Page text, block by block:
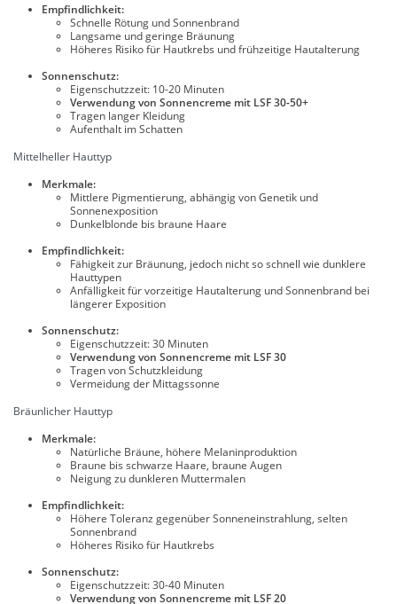
Empfindlichkeit:
Schnelle Rötung und Sonnenbrand
Langsame und geringe Bräunung
Höheres Risiko für Hautkrebs und frühzeitige Hautalterung
Sonnenschutz:
Eigenschutzzeit: 10-20 Minuten
Verwendung von Sonnencreme mit LSF 30-50+
Tragen langer Kleidung
Aufenthalt im Schatten
Mittelheller Hauttyp
Merkmale:
Mittlere Pigmentierung, abhängig von Genetik und
Sonnenexposition
Dunkelblonde bis braune Haare
Empfindlichkeit:
Fähigkeit zur Bräunung, jedoch nicht so schnell wie dunklere
Hauttypen
Anfälligkeit für vorzeitige Hautalterung und Sonnenbrand bei
längerer Exposition
Sonnenschutz:
Eigenschutzzeit: 30 Minuten
Verwendung von Sonnencreme mit LSF 30
Tragen von Schutzkleidung
Vermeidung der Mittagssonne
Bräunlicher Hauttyp
Merkmale:
Natürliche Bräune, höhere Melaninproduktion
Braune bis schwarze Haare, braune Augen
Neigung zu dunkleren Muttermalen
Empfindlichkeit:
Höhere Toleranz gegenüber Sonneneinstrahlung, selten
Sonnenbrand
Höheres Risiko für Hautkrebs
Sonnenschutz:
Eigenschutzzeit: 30-40 Minuten
Verwendung von Sonnencreme mit LSF 20